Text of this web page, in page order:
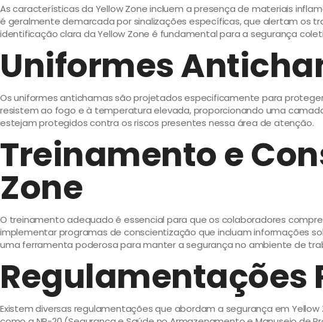
As características da Yellow Zone incluem a presença de materiais
é geralmente demarcada por sinalizações específicas, que alertam os
identificação clara da Yellow Zone é fundamental para a segurança
Uniformes
Os uniformes antichamas são projetados especificamente para
resistem ao fogo e à temperatura elevada, proporcionando uma
estejam protegidos contra os riscos presentes nessa área de atenção.
Treinamento e
Zone
O treinamento adequado é essencial para que os colaboradores
implementar programas de conscientização que incluam informações
uma ferramenta poderosa para manter a segurança no ambiente de
Regulamentações
Existem diversas regulamentações que abordam a segurança em